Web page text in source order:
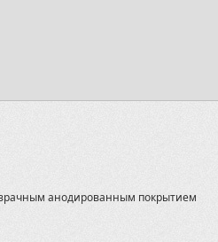
анодированным покрытием